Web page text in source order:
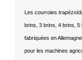
Les courroies
brins, 3 brins, 4 brins, 5
fabriquées en
pour les machines